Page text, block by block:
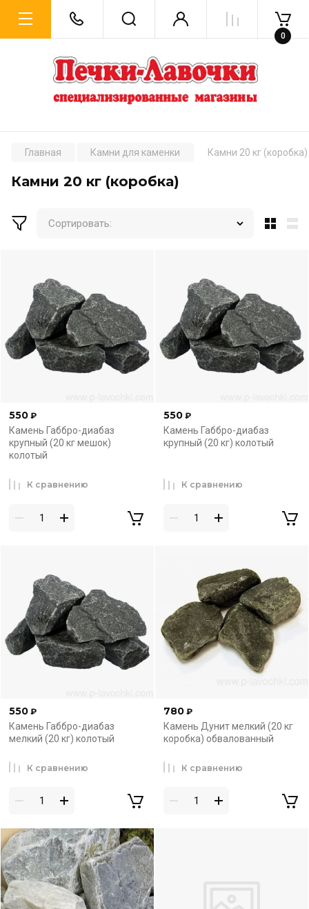
0
Главная Камни для каменки Камни 20 кг (коробка)
Камни 20 кг (коробка)
Сортировать:
550 ₽
Камень Габбро-диабаз
крупный (20 кг мешок)
колотый
К сравнению
550 ₽
Камень Габбро-диабаз
крупный (20 кг) колотый
К сравнению
550 ₽
Камень Габбро-диабаз
мелкий (20 кг) колотый
К сравнению
780 ₽
Камень Дунит мелкий (20 кг
коробка) обвалованный
К сравнению